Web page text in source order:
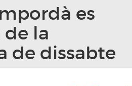
es
de la
de dissabte